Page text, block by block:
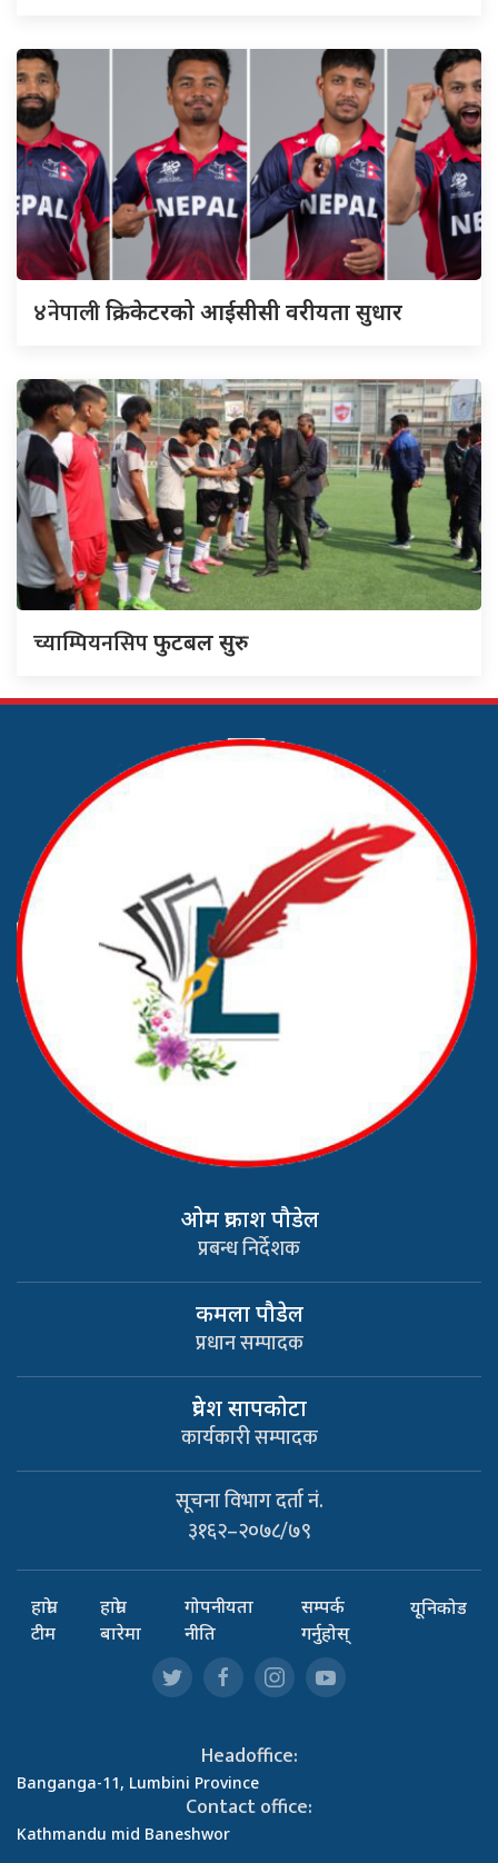
४नेपालीक्रिकेटरको आईसीसी वरीयता सुधार
च्याम्पियनसिपफुटबल सुरु
ओम प्रकाश पौडेल
प्रबन्ध निर्देशक
कमला पौडेल
प्रधान सम्पादक
प्रवेश सापकाेटा
कार्यकारी सम्पादक
सूचना विभाग दर्ता नं.
३१६२–२०७८/७९
हाम्रो
टीम
हाम्रो
बारेमा
गोपनीयता
नीति
सम्पर्क
गर्नुहोस्
यूनिकोड
Headoffice:
Banganga-11, Lumbini Province
Contact office:
Kathmandu mid Baneshwor